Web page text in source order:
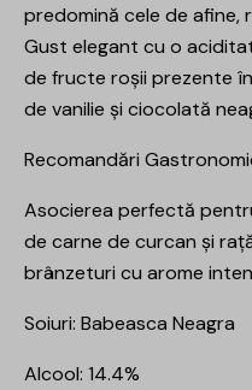
predomină cele de afine,
Gust elegant cu o
de fructe roşii prezente
de vanilie şi ciocolată
Recomandări
Asocierea perfectă
de carne de curcan şi
brânzeturi cu arome
Soiuri: Babeasca Neagra
Alcool: 14.4%